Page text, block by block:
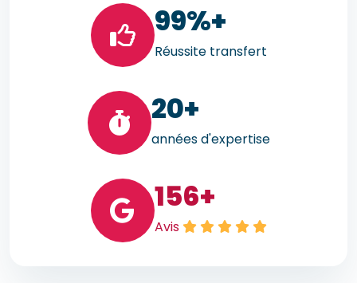
99%+
Réussite transfert
20+
années d'expertise
156+
Avis